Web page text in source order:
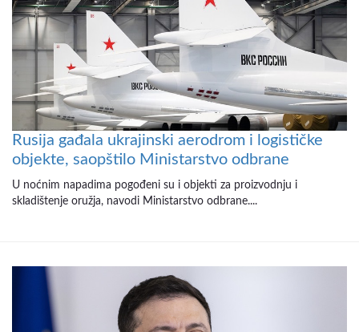
Rusija gađala ukrajinski aerodrom i logističke
objekte, saopštilo Ministarstvo odbrane
U noćnim napadima pogođeni su i objekti za proizvodnju i
skladištenje oružja, navodi Ministarstvo odbrane....